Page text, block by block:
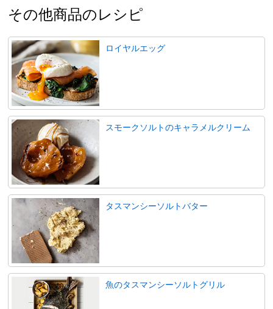
その他商品のレシピ
ロイヤルエッグ
スモークソルトのキャラメルクリーム
タスマンシーソルトバター
魚のタスマンシーソルトグリル